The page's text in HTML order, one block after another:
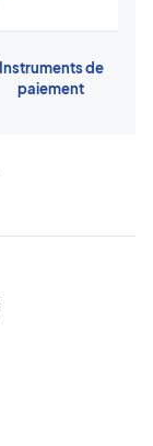
Instruments de
paiement